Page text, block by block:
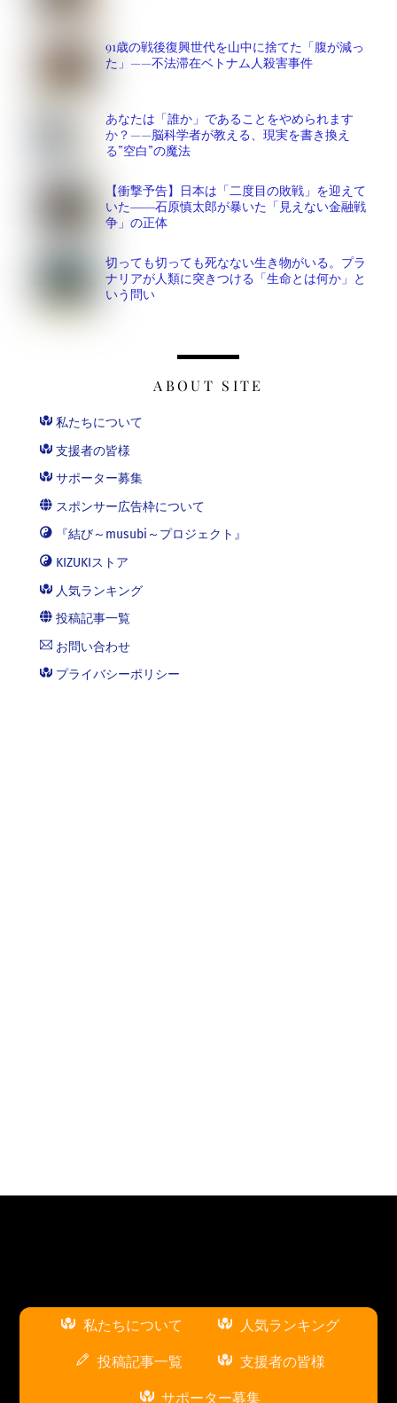
91歳の戦後復興世代を山中に捨てた「腹が減っ
た」——不法滞在ベトナム人殺害事件
あなたは「誰か」であることをやめられます
か？——脳科学者が教える、現実を書き換え
る”空白”の魔法
【衝撃予告】日本は「二度目の敗戦」を迎えて
いた――石原慎太郎が暴いた「見えない金融戦
争」の正体
切っても切っても死なない生き物がいる。プラ
ナリアが人類に突きつける「生命とは何か」と
いう問い
ABOUT SITE
私たちについて
支援者の皆様
サポーター募集
スポンサー広告枠について
『結び～musubi～プロジェクト』
KIZUKIストア
人気ランキング
投稿記事一覧
お問い合わせ
プライバシーポリシー
私たちについて 人気ランキング
投稿記事一覧 支援者の皆様
サポーター募集